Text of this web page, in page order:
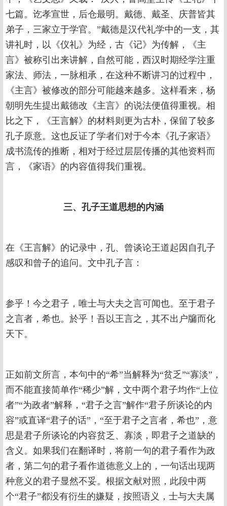
七篇。讫孝宣世，后仓最明。戴德、戴圣、庆普皆其
弟子，三家立于学官。”戴德是汉代礼学中的一支，其
讲礼时，以《仪礼》为经，古《记》为传解，《主
言》被称引出来讲解，自然可能，西汉时期经学注重
家法、师法，一脉相承，在这种不断讲习的过程中，
《主言》被修改的部分可能越来越多。这样看来，杨
朝明先生提出戴德改《主言》的说法便值得重视。相
比之下，《王言解》的材料则更为古朴，保留了较多
孔子原意。这也反证了学者们对于今本《孔子家语》
成书流传的推断，相对于经过层层传播的其他资料而
言，《家语》的内容值得我们重视。
三、孔子王道思想的内涵
在《王言解》的记录中，孔、曾谈论王道起因自孔子
感叹和曾子的追问。文中孔子言：
参乎！今之君子，唯士与大夫之言可闻也。至于君子
之言者，希也。於乎！吾以王言之，其不出户牖而化
天下。
正如前文所言，本句中的“希”当解释为“贫乏”“寡淡”，
而不能直接简单作“稀少”解，文中两个君子均作“上位
者”“为政者”解释，“君子之言”解作“君子所谈论的内
容”或直译“君子的话”，“至于君子之言者，希也”，意
思是君子所谈论的内容贫乏、寡淡，即君子之道缺的
含义。如果我们在翻译时，将前一句的君子看作为政
者，第二句的君子看作道德意义上的，一句话出现两
种意义的君子显然不妥。根据文献对照，此段中两
个“君子”都没有衍生的嫌疑，按照语义，士与大夫属